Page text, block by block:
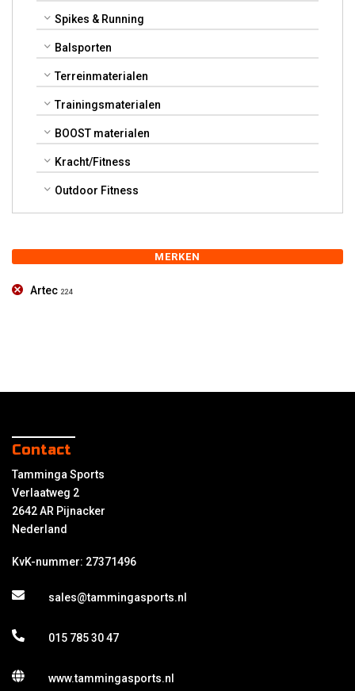
Spikes & Running
Balsporten
Terreinmaterialen
Trainingsmaterialen
BOOST materialen
Kracht/Fitness
Outdoor Fitness
MERKEN
Artec 224
Contact
Tamminga Sports
Verlaatweg 2
2642 AR Pijnacker
Nederland
KvK-nummer: 27371496
sales@tammingasports.nl
015 785 30 47
www.tammingasports.nl